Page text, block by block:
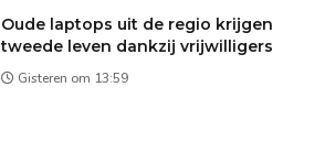
Oude laptops uit de regio krijgen
tweede leven dankzij vrijwilligers
Gisteren om 13:59